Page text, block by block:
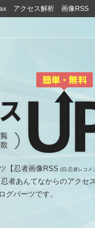
アクセス解析 画像RSS
【忍者画像RSS (旧:忍者レコメ
者あんてなからのアクセ
グパーツです。